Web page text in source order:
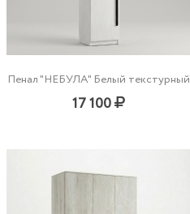
Пенал "НЕБУЛА" Белый текстурный
17 100